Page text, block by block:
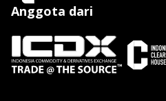
Anggota dari